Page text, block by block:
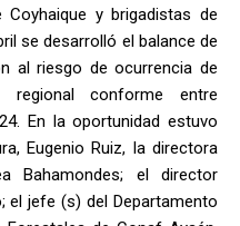
y brigadistas de
se desarrolló el balance de
al riesgo de ocurrencia de
conforme entre
En la oportunidad estuvo
Eugenio Ruiz, la directora
Bahamondes; el director
el jefe (s) del Departamento